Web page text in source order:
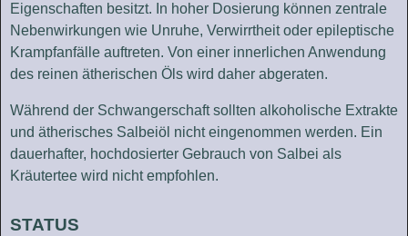
Eigenschaften besitzt. In hoher Dosierung können zentrale
Nebenwirkungen wie Unruhe, Verwirrtheit oder epileptische
Krampfanfälle auftreten. Von einer innerlichen Anwendung
des reinen ätherischen Öls wird daher abgeraten.
Während der Schwangerschaft sollten alkoholische Extrakte
und ätherisches Salbeiöl nicht eingenommen werden. Ein
dauerhafter, hochdosierter Gebrauch von Salbei als
Kräutertee wird nicht empfohlen.
STATUS